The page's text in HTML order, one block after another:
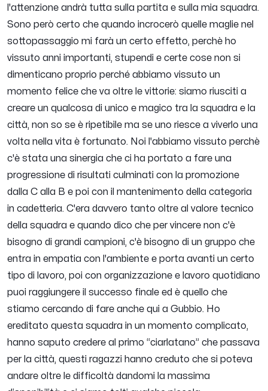
l'attenzione andrà tutta sulla partita e sulla mia squadra.
Sono però certo che quando incrocerò quelle maglie nel
sottopassaggio mi farà un certo effetto, perchè ho
vissuto anni importanti, stupendi e certe cose non si
dimenticano proprio perché abbiamo vissuto un
momento felice che va oltre le vittorie: siamo riusciti a
creare un qualcosa di unico e magico tra la squadra e la
città, non so se è ripetibile ma se uno riesce a viverlo una
volta nella vita è fortunato. Noi l'abbiamo vissuto perchè
c'è stata una sinergia che ci ha portato a fare una
progressione di risultati culminati con la promozione
dalla C alla B e poi con il mantenimento della categoria
in cadetteria. C'era davvero tanto oltre al valore tecnico
della squadra e quando dico che per vincere non c'è
bisogno di grandi campioni, c'è bisogno di un gruppo che
entra in empatia con l'ambiente e porta avanti un certo
tipo di lavoro, poi con organizzazione e lavoro quotidiano
puoi raggiungere il successo finale ed è quello che
stiamo cercando di fare anche qui a Gubbio. Ho
ereditato questa squadra in un momento complicato,
hanno saputo credere al primo “ciarlatano” che passava
per la città, questi ragazzi hanno creduto che si poteva
andare oltre le difficoltà dandomi la massima